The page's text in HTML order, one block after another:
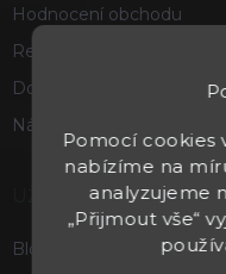
Pomocí cookies
nabízíme na
analyzujeme
„Přijmout vše“
Hodnocení obchodu
Reklamace a vrácení zboží
Doprava a platba
Náš příběh
UŽITEČNÉ
Blog